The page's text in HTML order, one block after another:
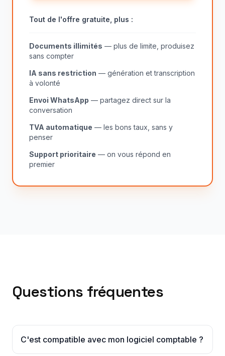
Tout de l'offre gratuite, plus :
Documents illimités — plus de limite, produisez
sans compter
IA sans restriction — génération et transcription
à volonté
Envoi WhatsApp — partagez direct sur la
conversation
TVA automatique — les bons taux, sans y
penser
Support prioritaire — on vous répond en
premier
Questions fréquentes
C'est compatible avec mon logiciel comptable ?